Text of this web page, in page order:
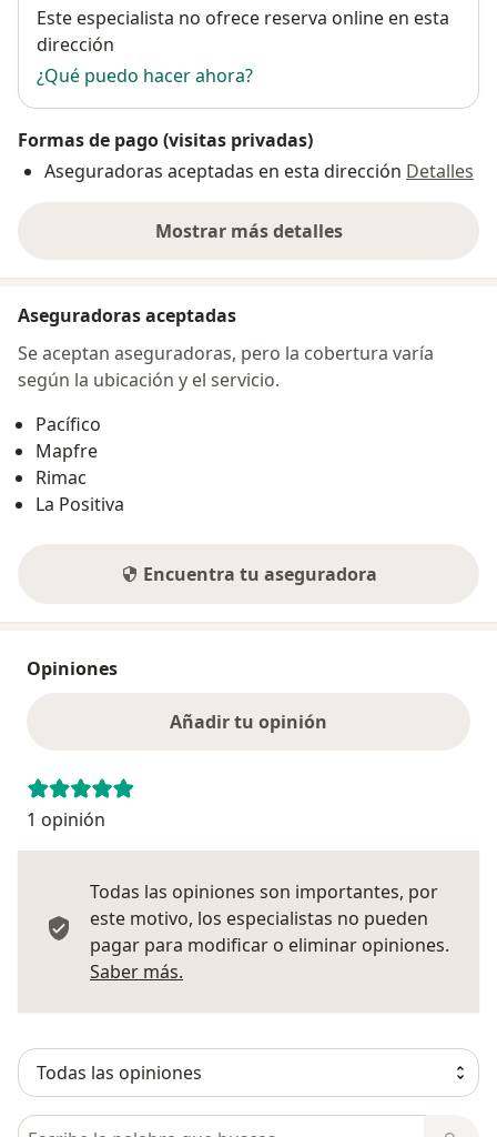
Disponibilidad
Este especialista no ofrece reserva online en esta
dirección
¿Qué puedo hacer ahora?
Formas de pago (visitas privadas)
Aseguradoras aceptadas en esta dirección Detalles
Mostrar más detalles
sobre la dirección
Aseguradoras aceptadas
Se aceptan aseguradoras, pero la cobertura varía
según la ubicación y el servicio.
Pacífico
Mapfre
Rimac
La Positiva
Encuentra tu aseguradora
Opiniones
Añadir tu opinión
1 opinión
Todas las opiniones son importantes, por
este motivo, los especialistas no pueden
pagar para modificar o eliminar opiniones.
Saber más.
Busca en opiniones